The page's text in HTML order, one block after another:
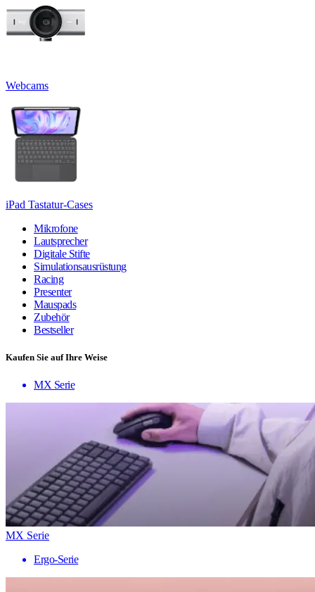
Webcams
iPad Tastatur-Cases
Mikrofone
Lautsprecher
Digitale Stifte
Simulationsausrüstung
Racing
Presenter
Mauspads
Zubehör
Bestseller
Kaufen Sie auf Ihre Weise
MX Serie
MX Serie
Ergo-Serie